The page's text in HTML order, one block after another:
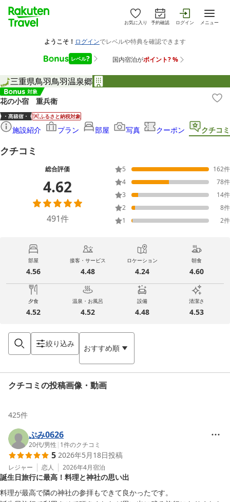
お気に入り 予約確認 ログイン メニュー
三重県鳥羽鳥羽温泉郷
花の小宿 重兵衛
ふるさと納税対象
施設紹介 プラン 部屋 写真 クーポン クチコミ
クチコミ
総合評価
4.62
491件
5 162件
4
78件
3
14件
2
8件
1
2件
部屋
4.56
接客・サービス
4.48
ロケーション
4.24
朝食
4.60
夕食
4.52
温泉・お風呂
4.52
設備
4.48
清潔さ
4.53
絞り込み おすすめ順
クチコミの投稿画像・動画
425件
ぷみ0626
20代/男性 | 1件のクチコミ
5 2026年5月18日投稿
レジャー 恋人 2026年4月宿泊
誕生日旅行に最高！料理と神社の思い出
料理が最高で隣の神社の参拝もできて良かったです。